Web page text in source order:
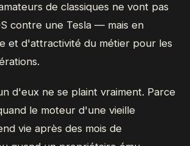
de classiques ne vont pas
contre une Tesla — mais en
et d'attractivité du métier pour les
d'eux ne se plaint vraiment. Parce
le moteur d'une vieille
vie après des mois de